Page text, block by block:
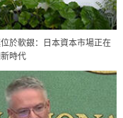
於軟銀：日本資本市場正在
時代